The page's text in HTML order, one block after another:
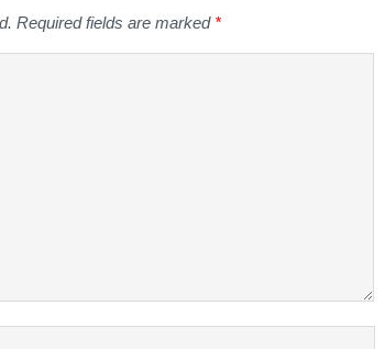
Required fields are marked *